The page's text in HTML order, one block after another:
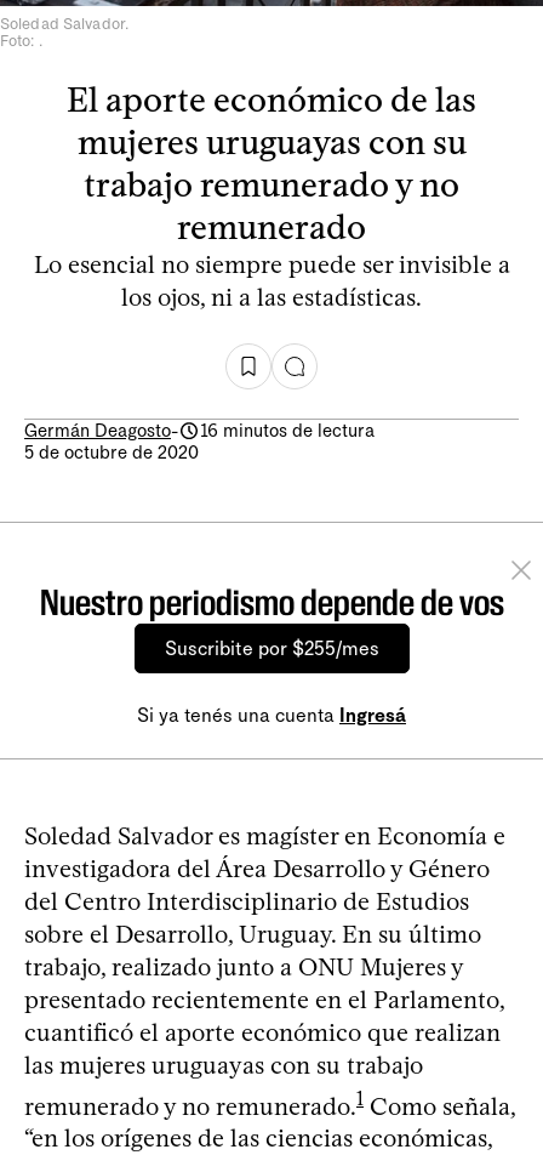
Soledad Salvador.
Foto: .
El aporte económico de las
mujeres uruguayas con su
trabajo remunerado y no
remunerado
Lo esencial no siempre puede ser invisible a
los ojos, ni a las estadísticas.
Germán Deagosto-
16 minutos de lectura
5 de octubre de 2020
Nuestro periodismo depende de vos
Suscribite por $255/mes
Si ya tenés una cuenta Ingresá
Soledad Salvador es magíster en Economía e
investigadora del Área Desarrollo y Género
del Centro Interdisciplinario de Estudios
sobre el Desarrollo, Uruguay. En su último
trabajo, realizado junto a ONU Mujeres y
presentado recientemente en el Parlamento,
cuantificó el aporte económico que realizan
las mujeres uruguayas con su trabajo
remunerado y no remunerado.1 Como señala,
“en los orígenes de las ciencias económicas,